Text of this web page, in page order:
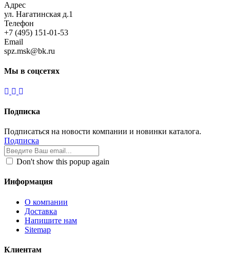
Адрес
ул. Нагатинская д.1
Телефон
+7 (495) 151-01-53
Email
spz.msk@bk.ru
Мы в соцсетях
Подписка
Подписаться на новости компании и новинки каталога.
Подписка
Don't show this popup again
Информация
О компании
Доставка
Напишите нам
Sitemap
Клиентам